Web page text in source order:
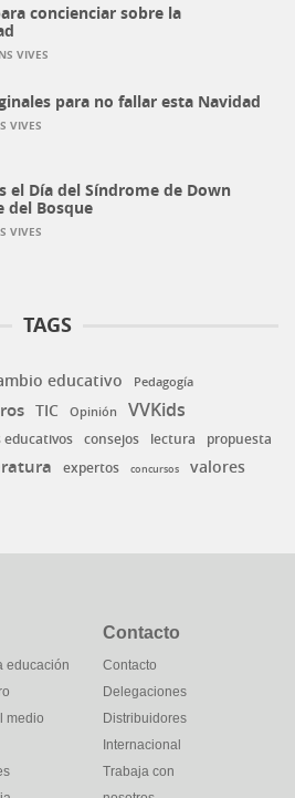
concienciar sobre la
VIVES
para no fallar esta Navidad
VIVES
el Día del Síndrome de Down
del Bosque
VIVES
TAGS
educativo Pedagogía
TIC Opinión VVKids
educativos consejos lectura
propuesta
expertos concursos valores
educación
medio
Contacto
Contacto
Delegaciones
Distribuidores
Internacional
Trabaja con